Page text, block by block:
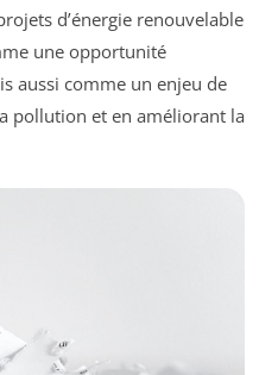
d’énergie renouvelable
une opportunité
aussi comme un enjeu de
pollution et en améliorant la